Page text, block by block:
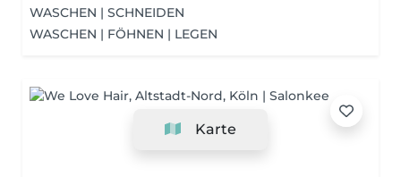
WASCHEN | SCHNEIDEN
WASCHEN | FÖHNEN | LEGEN
Karte